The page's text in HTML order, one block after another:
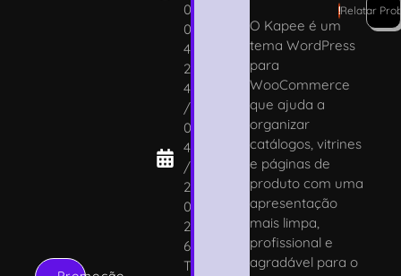
0
0
4
2
4
/
0
4
/
2
0
2
6
T
O Kapee é um
tema WordPress
para
WooCommerce
que ajuda a
organizar
catálogos, vitrines
e páginas de
produto com uma
apresentação
mais limpa,
profissional e
agradável para o
!Relatar